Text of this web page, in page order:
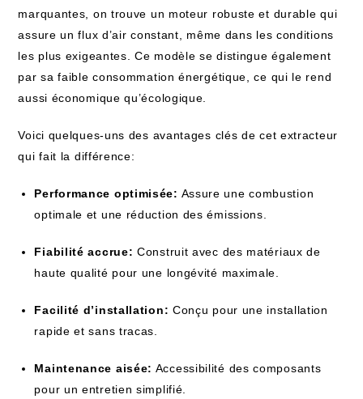
marquantes, on trouve un moteur robuste et durable qui
assure un flux d’air constant, même dans les conditions
les plus exigeantes. Ce modèle se distingue également
par sa faible consommation énergétique, ce qui le rend
aussi économique qu’écologique.
Voici quelques-uns des avantages clés de cet extracteur
qui fait la différence:
Performance optimisée: Assure une combustion
optimale et une réduction des émissions.
Fiabilité accrue: Construit avec des matériaux de
haute qualité pour une longévité maximale.
Facilité d’installation: Conçu pour une installation
rapide et sans tracas.
Maintenance aisée: Accessibilité des composants
pour un entretien simplifié.